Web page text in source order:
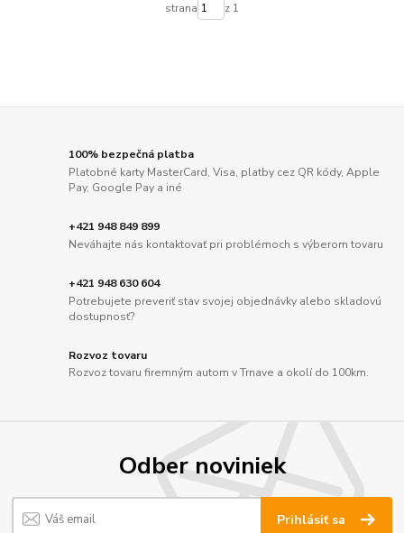
strana z 1
100% bezpečná platba
Platobné karty MasterCard, Visa, platby cez QR kódy, Apple
Pay, Google Pay a iné
+421 948 849 899
Neváhajte nás kontaktovať pri problémoch s výberom tovaru
+421 948 630 604
Potrebujete preveriť stav svojej objednávky alebo skladovú
dostupnosť?
Rozvoz tovaru
Rozvoz tovaru firemným autom v Trnave a okolí do 100km.
Odber noviniek
Prihlásiť sa